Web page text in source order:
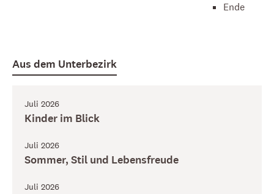
Ende
Aus dem Unterbezirk
Juli 2026
Kinder im Blick
Juli 2026
Sommer, Stil und Lebensfreude
Juli 2026